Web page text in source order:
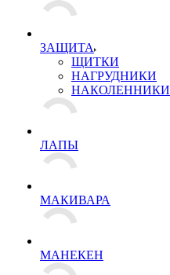
ЗАЩИТА
ЩИТКИ
НАГРУДНИКИ
НАКОЛЕННИКИ
ЛАПЫ
МАКИВАРА
МАНЕКЕН